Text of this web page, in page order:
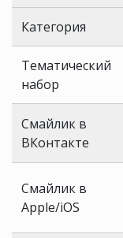
Категория
Тематический
набор
Смайлик в
ВКонтакте
Смайлик в
Apple/iOS